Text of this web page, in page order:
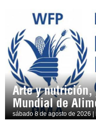
Arte y nutrición,
Mundial de
sábado 8 de agosto de 2026 |